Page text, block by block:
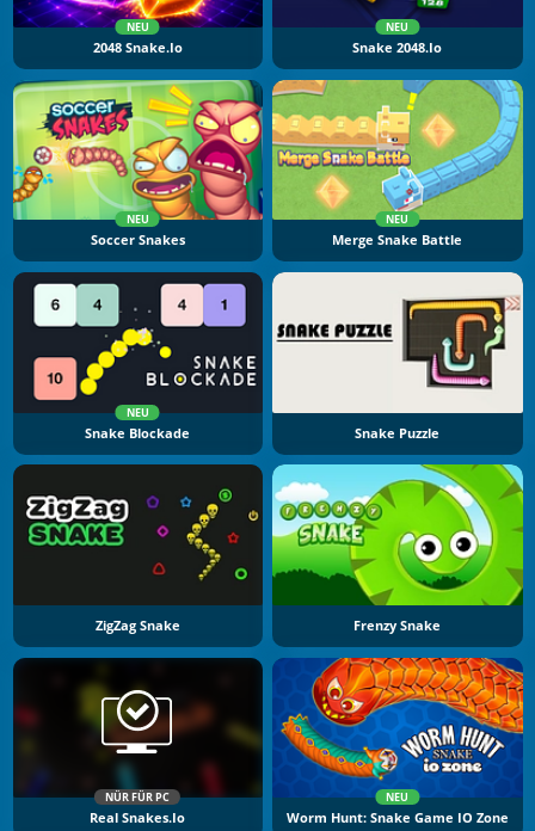
NEU
2048 Snake.io
NEU
Snake 2048.io
NEU
Soccer Snakes
NEU
Merge Snake Battle
NEU
Snake Blockade Snake Puzzle
ZigZag Snake Frenzy Snake
NÜR FÜR PC
Real Snakes.io
NEU
Worm Hunt: Snake Game IO Zone